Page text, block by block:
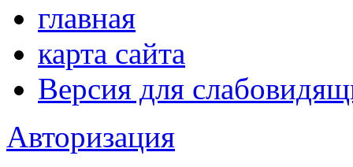
главная
карта сайта
Версия для
Авторизация